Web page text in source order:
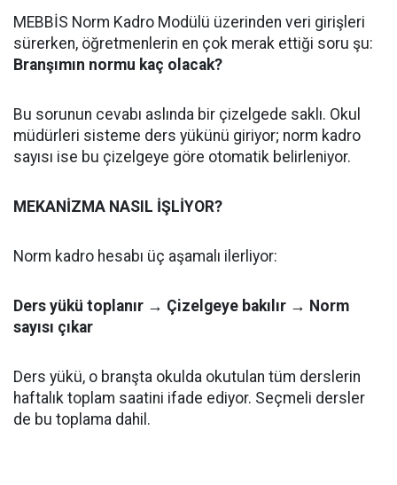
MEBBİS Norm Kadro Modülü üzerinden veri girişleri
sürerken, öğretmenlerin en çok merak ettiği soru şu:
Branşımın normu kaç olacak?
Bu sorunun cevabı aslında bir çizelgede saklı. Okul
müdürleri sisteme ders yükünü giriyor; norm kadro
sayısı ise bu çizelgeye göre otomatik belirleniyor.
MEKANİZMA NASIL İŞLİYOR?
Norm kadro hesabı üç aşamalı ilerliyor:
Ders yükü toplanır → Çizelgeye bakılır → Norm
sayısı çıkar
Ders yükü, o branşta okulda okutulan tüm derslerin
haftalık toplam saatini ifade ediyor. Seçmeli dersler
de bu toplama dahil.